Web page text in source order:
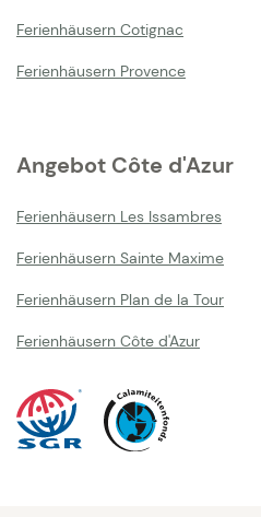
Ferienhäusern Cotignac
Ferienhäusern Provence
Angebot Côte d'Azur
Ferienhäusern Les Issambres
Ferienhäusern Sainte Maxime
Ferienhäusern Plan de la Tour
Ferienhäusern Côte d'Azur